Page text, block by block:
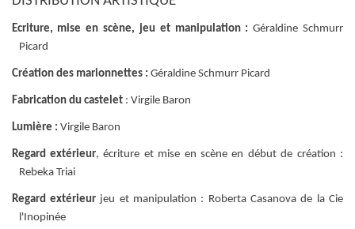
Ecriture, mise en scène, jeu et manipulation :Géraldine Schmurr
Picard
Création des marionnettes : Géraldine Schmurr Picard
Fabrication du castelet : Virgile Baron
Lumière : Virgile Baron
Regard extérieur, écriture et mise en scène en début de création :
Rebeka Triai
Regard extérieurjeu et manipulation : Roberta Casanova de la Cie
l'Inopinée